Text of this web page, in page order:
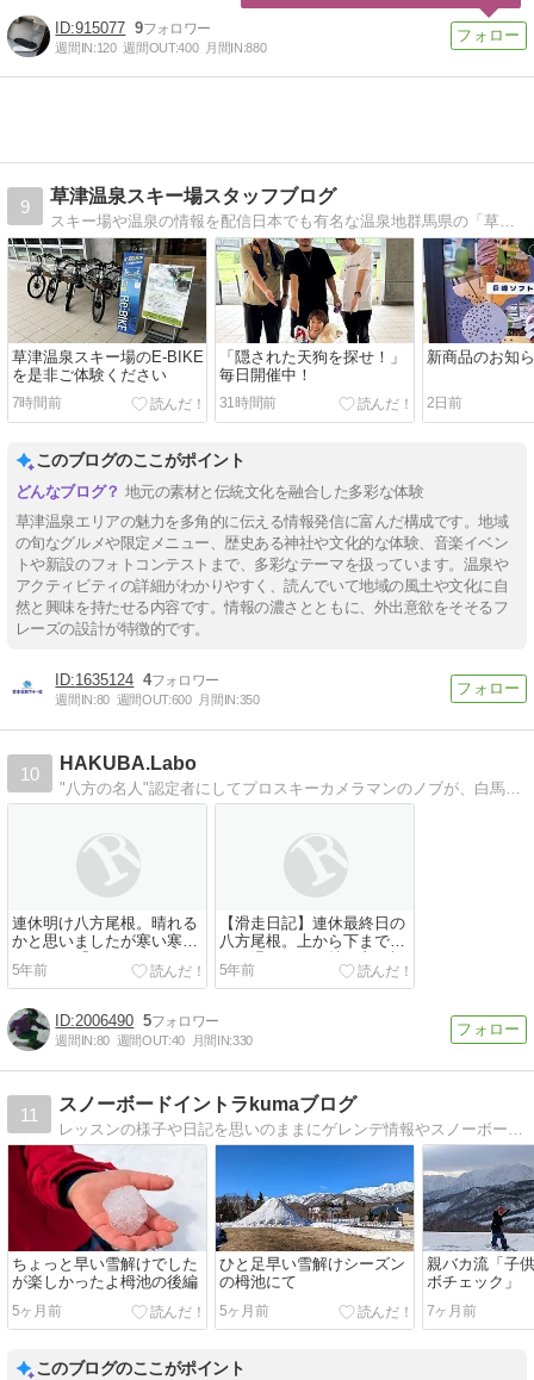
915077 9
週間IN:120 週間OUT:400 月間IN:880
9
草津温泉スキー場スタッフブログ
スキー場や温泉の情報を配信日本でも有名な温泉地群馬県の「草津温泉」にある草津温泉スキー場スタッフです！
草津温泉スキー場のE-BIKE
を是非ご体験ください
7時間前
「隠された天狗を探せ！」
毎日開催中！
31時間前
新商品のお知
2日前
このブログのここがポイント
地元の素材と伝統文化を融合した多彩な体験
草津温泉エリアの魅力を多角的に伝える情報発信に富んだ構成です。地域
の旬なグルメや限定メニュー、歴史ある神社や文化的な体験、音楽イベン
トや新設のフォトコンテストまで、多彩なテーマを扱っています。温泉や
アクティビティの詳細がわかりやすく、読んでいて地域の風土や文化に自
然と興味を持たせる内容です。情報の濃さとともに、外出意欲をそそるフ
レーズの設計が特徴的です。
1635124 4
週間IN:80 週間OUT:600 月間IN:350
10
HAKUBA.Labo
"八方の名人"認定者にしてプロスキーカメラマンのノブが、白馬のゲレンデやアウトドアのお得な情報をお届け。スキー・スノーボードの滑り映像撮影も行っています。ご依頼はお気軽にどうぞ！＾＾
連休明け八方尾根。晴れる
かと思いましたが寒い寒い
ｗしかし「スキーの日」と
あらば滑らない訳にはいき
った粉雪圧雪で、スピード
が出る気持ち良いバーン。
雪面がやや見にくいです
が、全然荒れないので問題
最近は平日でも知人の誰か
に逢います。声かけられる
こと多しｗ今週は基礎練習
週間かな
5年前
【滑走日記】連休最終日の
八方尾根。上から下までど
こを滑っても気持ち良い極
上ゲレンデ！
5年前
2006490 5
週間IN:80 週間OUT:40 月間IN:330
11
スノーボードイントラkumaブログ
ちょっと早い雪解けでした
が楽しかったよ栂池の後編
5ヶ月前
ひと足早い雪解けシーズン
の栂池にて
5ヶ月前
親バカ流「子
ボチェック」
7ヶ月前
このブログのここがポイント